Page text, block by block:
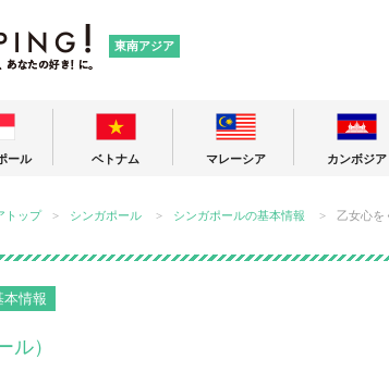
東南アジア
ール ベトナム マレーシア カンボジア
トップ シンガポール シンガポールの基本情報 乙女心を
本情報
ル）